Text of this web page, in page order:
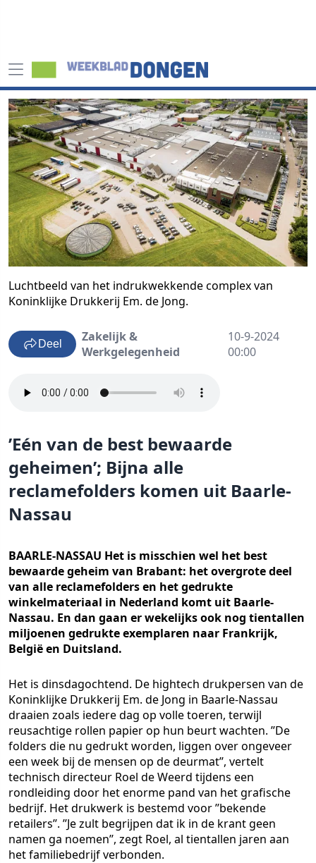
Luchtbeeld van het indrukwekkende complex van
Koninklijke Drukkerij Em. de Jong.
Deel
Zakelijk &
Werkgelegenheid
10-9-2024
00:00
’Eén van de best bewaarde
geheimen’; Bijna alle
reclamefolders komen uit Baarle-
Nassau
BAARLE-NASSAU Het is misschien wel het best
bewaarde geheim van Brabant: het overgrote deel
van alle reclamefolders en het gedrukte
winkelmateriaal in Nederland komt uit Baarle-
Nassau. En dan gaan er wekelijks ook nog tientallen
miljoenen gedrukte exemplaren naar Frankrijk,
België en Duitsland.
Het is dinsdagochtend. De hightech drukpersen van de
Koninklijke Drukkerij Em. de Jong in Baarle-Nassau
draaien zoals iedere dag op volle toeren, terwijl
reusachtige rollen papier op hun beurt wachten. ’’De
folders die nu gedrukt worden, liggen over ongeveer
een week bij de mensen op de deurmat’’, vertelt
technisch directeur Roel de Weerd tijdens een
rondleiding door het enorme pand van het grafische
bedrijf. Het drukwerk is bestemd voor ’’bekende
retailers’’. ’’Je zult begrijpen dat ik in de krant geen
namen ga noemen’’, zegt Roel, al tientallen jaren aan
het familiebedrijf verbonden.